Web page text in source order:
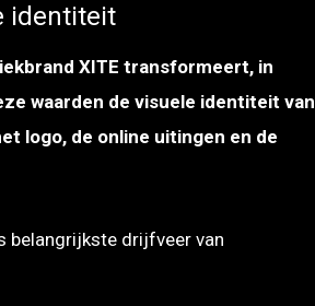
identiteit
XITE transformeert, in
waarden de visuele identiteit van
logo, de online uitingen en de
belangrijkste drijfveer van